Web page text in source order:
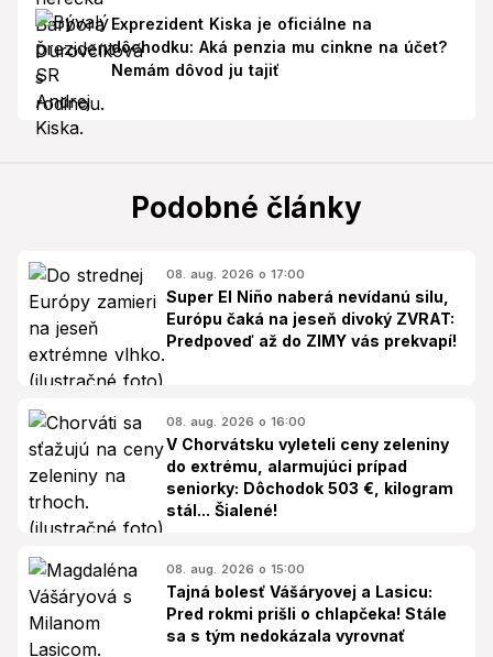
Exprezident Kiska je oficiálne na
dôchodku: Aká penzia mu cinkne na účet?
Nemám dôvod ju tajiť
Podobné články
08. aug. 2026 o 17:00
Super El Niño naberá nevídanú silu,
Európu čaká na jeseň divoký ZVRAT:
Predpoveď až do ZIMY vás prekvapí!
08. aug. 2026 o 16:00
V Chorvátsku vyleteli ceny zeleniny
do extrému, alarmujúci prípad
seniorky: Dôchodok 503 €, kilogram
stál... Šialené!
08. aug. 2026 o 15:00
Tajná bolesť Vášáryovej a Lasicu:
Pred rokmi prišli o chlapčeka! Stále
sa s tým nedokázala vyrovnať